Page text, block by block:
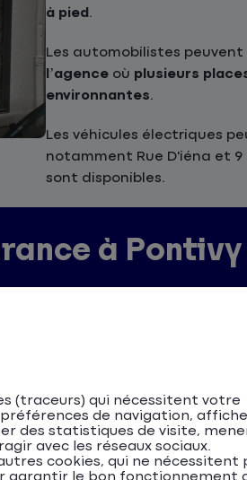
à pied .
Les automobilistes peuvent
l’agence où plusieurs
environnantes.
Les véhicules électriques
notamment Rue D'iéna et 9
sont disponibles.
à Pontivy
:
les offres et choisir la
(traceurs) qui nécessitent votre
de navigation,
des statistiques de visite,
avec les réseaux sociaux.
cookies, qui ne nécessitent
garantir le bon fonctionnement